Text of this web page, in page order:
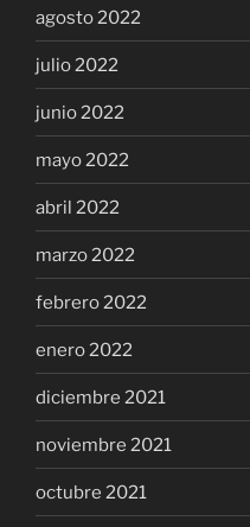
agosto 2022
julio 2022
junio 2022
mayo 2022
abril 2022
marzo 2022
febrero 2022
enero 2022
diciembre 2021
noviembre 2021
octubre 2021